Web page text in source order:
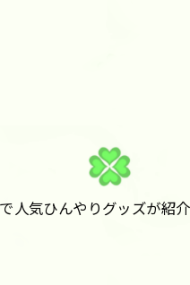
人気ひんやりグッズが紹